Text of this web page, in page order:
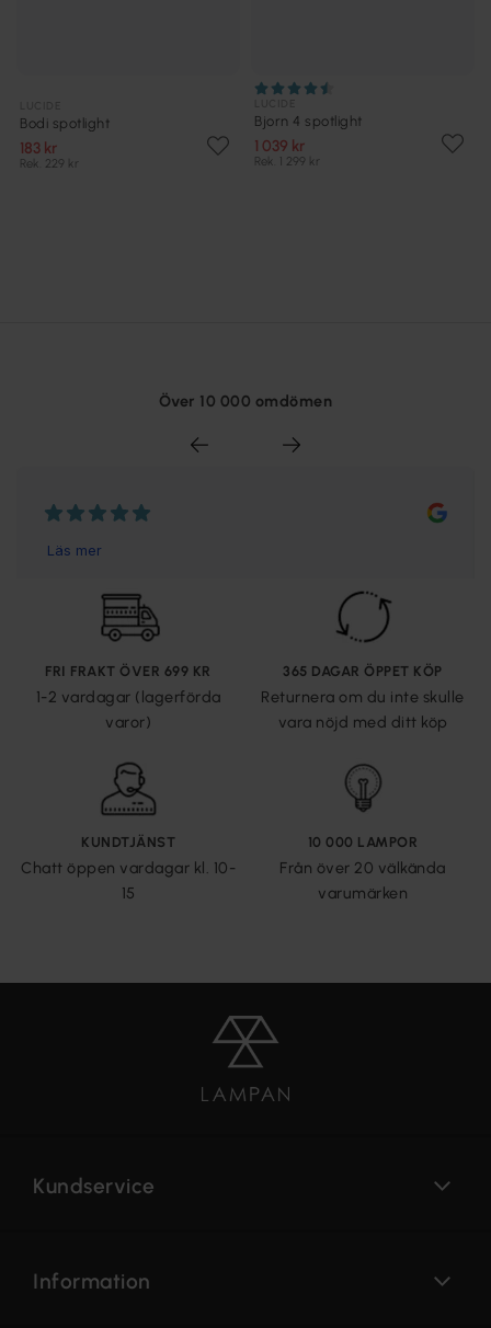
Bodi spotlight
183 kr
Rek. 229 kr
Bjorn 4 spotlight
1 039 kr
Rek. 1 299 kr
Över 10 000 omdömen
FRI FRAKT ÖVER 699 KR
1-2 vardagar (lagerförda
varor)
365 DAGAR ÖPPET KÖP
Returnera om du inte skulle
vara nöjd med ditt köp
KUNDTJÄNST
Chatt öppen vardagar kl. 10-
15
10 000 LAMPOR
Från över 20 välkända
varumärken
Kundservice
Information